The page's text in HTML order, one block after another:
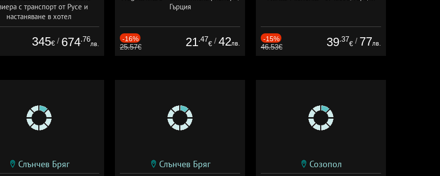
с транспорт от Русе и
настаняване в хотел
18.09 - 23.09 + закуска
345€ / 674.76
лв.
Гърция
-16%
25.57€ 21.47
€ / 42лв.
-15%
46.53€ 39.37
€ / 77лв.
Слънчев Бряг Слънчев Бряг Созопол